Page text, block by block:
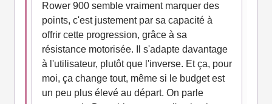
Rower 900 semble vraiment marquer des
points, c'est justement par sa capacité à
offrir cette progression, grâce à sa
résistance motorisée. Il s'adapte davantage
à l'utilisateur, plutôt que l'inverse. Et ça, pour
moi, ça change tout, même si le budget est
un peu plus élevé au départ. On parle